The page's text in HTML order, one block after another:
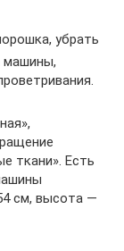
убрать
машины,
ткани». Есть
см, высота —